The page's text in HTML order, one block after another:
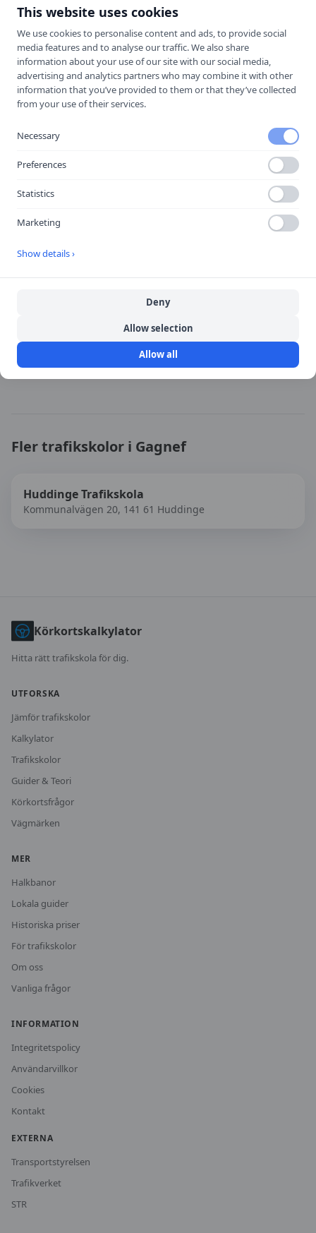
Hitta hit
2026-08-09
BesökBorlänge trafikskola AB→
Fler trafikskolor i Gagnef
Huddinge Trafikskola
Kommunalvägen 20, 141 61 Huddinge
Körkortskalkylator
Hitta rätt trafikskola för dig.
UTFORSKA
Jämför trafikskolor
Kalkylator
Trafikskolor
Guider & Teori
Körkortsfrågor
Vägmärken
MER
Halkbanor
Lokala guider
Historiska priser
För trafikskolor
Om oss
Vanliga frågor
INFORMATION
Integritetspolicy
Användarvillkor
Cookies
Kontakt
EXTERNA
Transportstyrelsen
Trafikverket
STR
This website uses cookies
We use cookies to personalise content and ads, to provide social
media features and to analyse our traffic. We also share
information about your use of our site with our social media,
advertising and analytics partners who may combine it with other
information that you’ve provided to them or that they’ve collected
from your use of their services.
Necessary
Preferences
Statistics
Marketing
Show details ›
Deny
Allow selection
Allow all